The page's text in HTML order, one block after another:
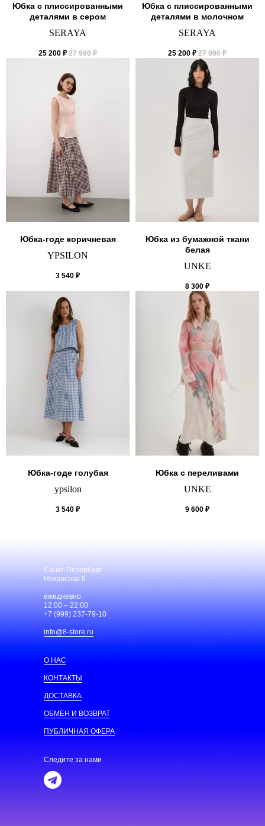
Юбка с плиссированными
деталями в сером
SERAYA
25 200 ₽ 27 990 ₽
Юбка с плиссированными
деталями в молочном
SERAYA
25 200 ₽ 27 990 ₽
Юбка-годе коричневая
YPSILON
3 540 ₽
Юбка из бумажной ткани
белая
UNKE
8 300 ₽
Юбка-годе голубая
ypsilon
3 540 ₽
Юбка с переливами
UNKE
9 600 ₽
Санкт-Петербург
Некрасова 8
ежедневно
12:00 – 22:00
+7 (999) 237-79-10
info@8-store.ru
О НАС
КОНТАКТЫ
ДОСТАВКА
ОБМЕН И ВОЗВРАТ
ПУБЛИЧНАЯ ОФЕРА
Следите за нами